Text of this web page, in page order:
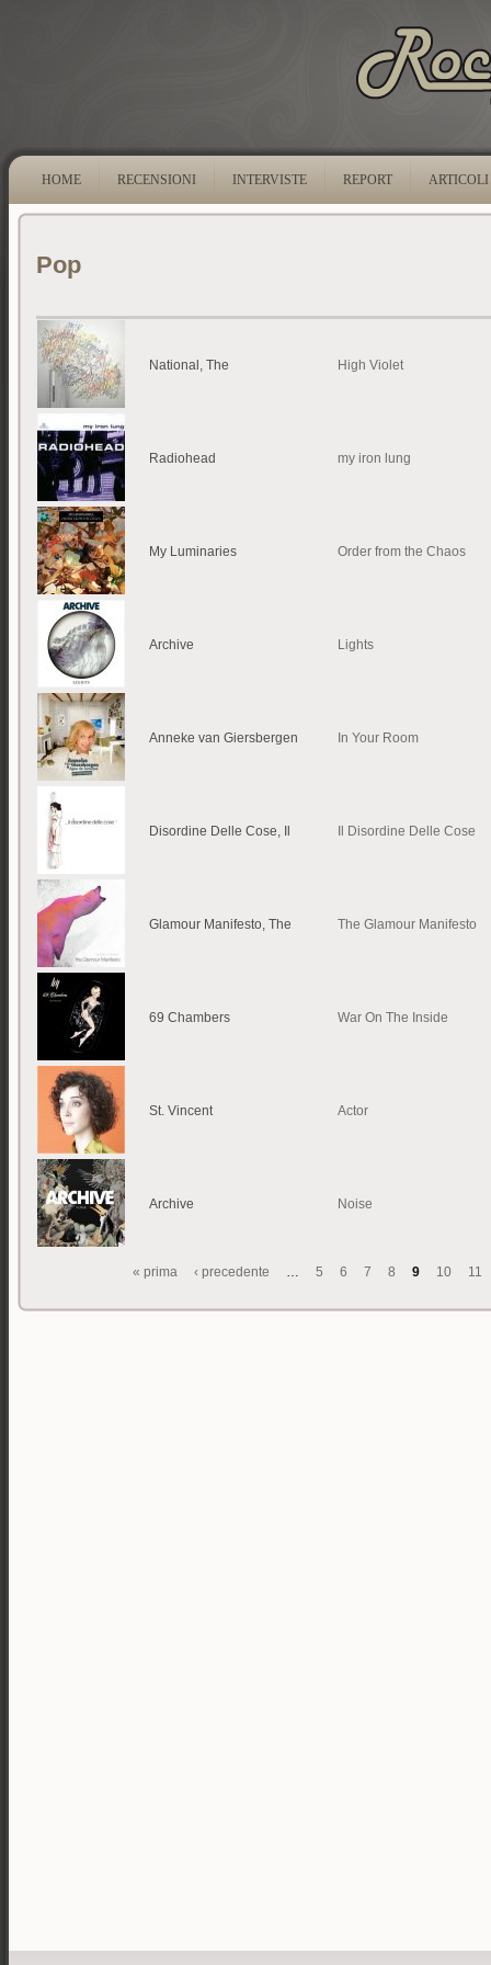
HOME RECENSIONI INTERVISTE REPORT ARTICOLI
Pop
National, The High Violet
Radiohead my iron lung
My Luminaries Order from the Chaos
Archive Lights
Anneke van Giersbergen In Your Room
Disordine Delle Cose, Il Il Disordine Delle Cose
Glamour Manifesto, The The Glamour Manifesto
69 Chambers War On The Inside
St. Vincent Actor
Archive Noise
« prima ‹ precedente … 5 6 7 8 9 10 11